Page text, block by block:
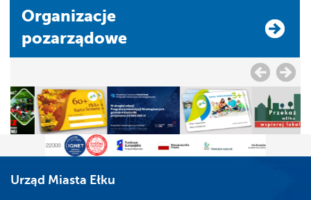
Organizacje
pozarządowe
Urząd Miasta Ełku